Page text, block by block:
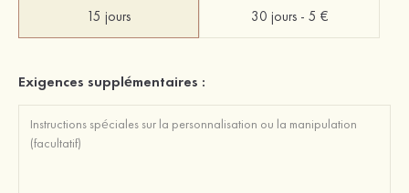
15 jours 30 jours - 5 €
Exigences supplémentaires :